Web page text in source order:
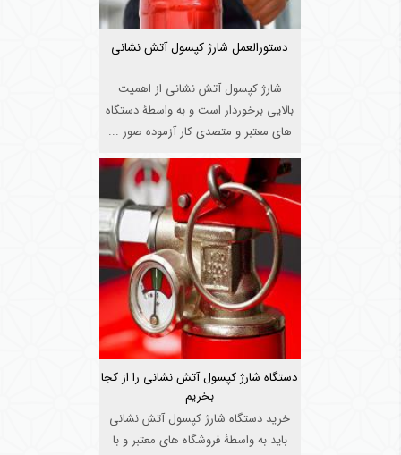
دستورالعمل شارژ کپسول آتش نشانی
شارژ کپسول آتش نشانی از اهمیت
بالایی برخوردار است و به واسطۀ دستگاه
های معتبر و متصدی کار آزموده صور ...
دستگاه شارژ کپسول آتش نشانی را از کجا
بخریم
خرید دستگاه شارژ کپسول آتش نشانی
باید به واسطۀ فروشگاه های معتبر و با